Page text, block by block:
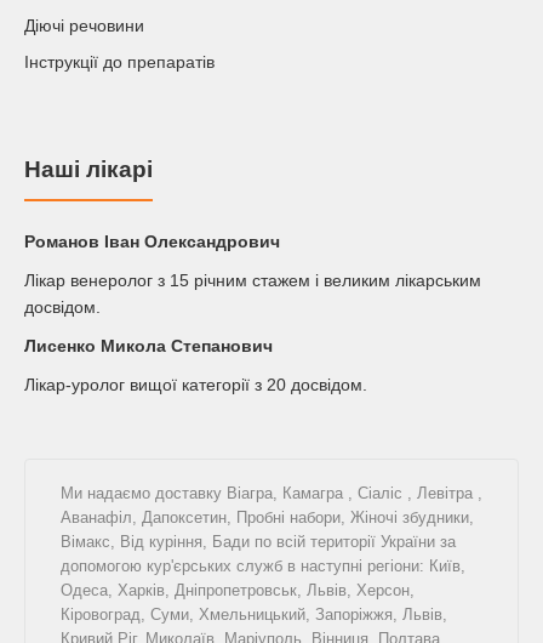
Діючі речовини
Інструкції до препаратів
Наші лікарі
Романов Iван Олександрович
Лікар венеролог з 15 річним стажем і великим лікарським
досвідом.
Лисенко Микола Степанович
Лікар-уролог вищої категорії з 20 досвідом.
Ми надаємо доставку Віагра Камагра Сіаліс Левітра
Аванафіл
Дапоксетин Пробні набори Жіночі збудники
Вімакс
Від куріння Бади по всій території України за
допомогою кур'єрських служб в наступні регіони: Київ,
Одеса, Харків, Дніпропетровськ, Львів, Херсон,
Кіровоград, Суми, Хмельницький, Запоріжжя, Львів,
Кривий Ріг, Миколаїв, Маріуполь, Вінниця, Полтава,